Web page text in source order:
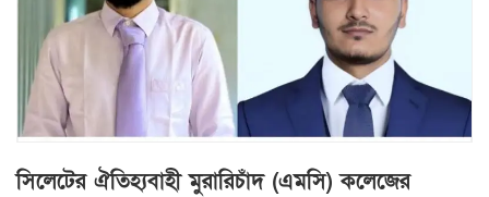
সিলেটের ঐতিহ্যবাহী মুরারিচাঁদ (এমসি) কলেজের